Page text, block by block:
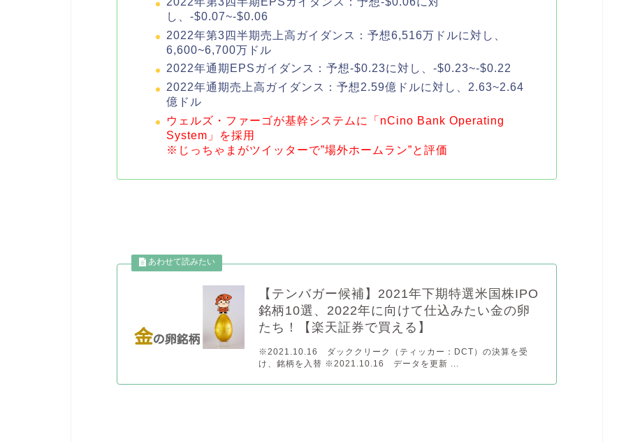
し、-$0.07~-$0.06
2022年第3四半期売上高ガイダンス：予想6,516万ドルに対し、
6,600~6,700万ドル
2022年通期EPSガイダンス：予想-$0.23に対し、-$0.23~-$0.22
2022年通期売上高ガイダンス：予想2.59億ドルに対し、2.63~2.64
億ドル
ウェルズ・ファーゴが基幹システムに「nCino Bank Operating
System」を採用
※じっちゃまがツイッターで”場外ホームラン”と評価
【テンバガー候補】2021年下期特選米国株IPO
銘柄10選、2022年に向けて仕込みたい金の卵
たち！【楽天証券で買える】
※2021.10.16 ダッククリーク（ティッカー：DCT）の決算を受
け、銘柄を入替 ※2021.10.16 データを更新 ...